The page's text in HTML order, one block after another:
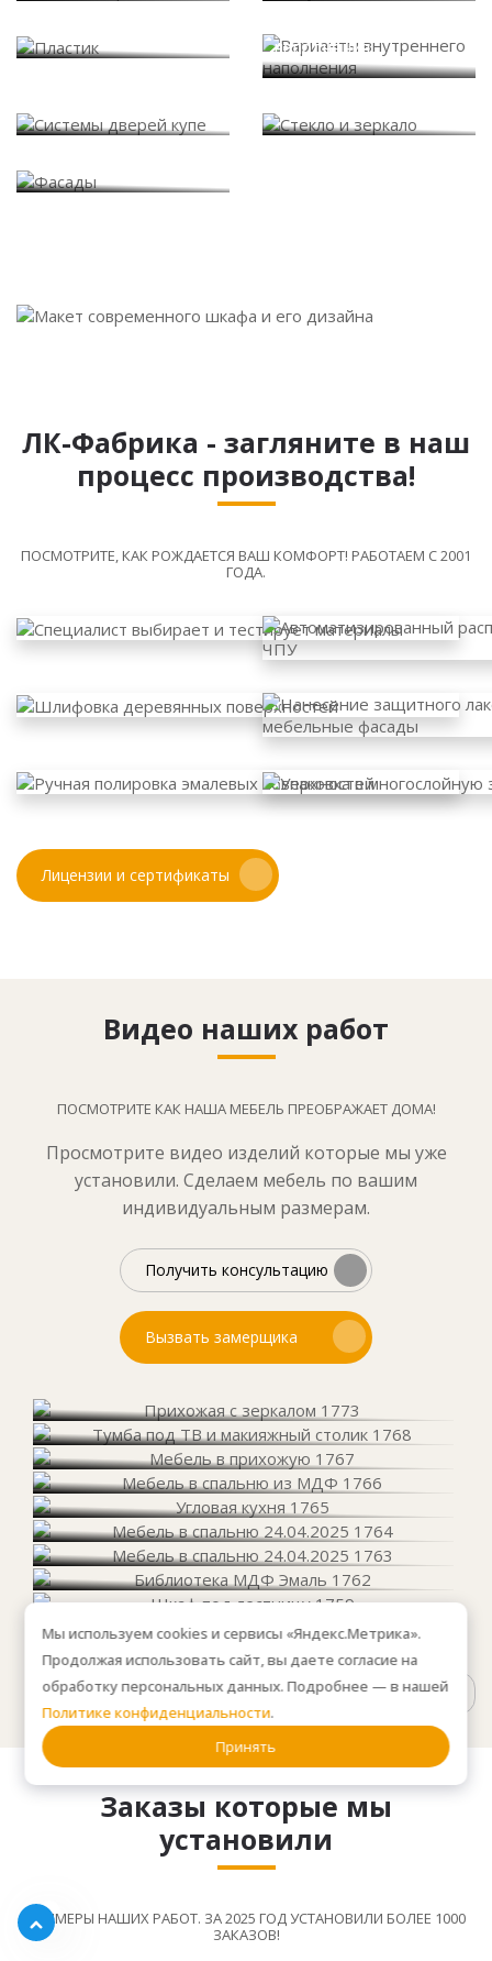
наполнения
ЛК-Фабрика - загляните в наш
процесс производства!
ПОСМОТРИТЕ, КАК РОЖДАЕТСЯ ВАШ КОМФОРТ! РАБОТАЕМ С 2001
ГОДА.
Лицензии и сертификаты
Видео наших работ
ПОСМОТРИТЕ КАК НАША МЕБЕЛЬ ПРЕОБРАЖАЕТ ДОМА!
Просмотрите видео изделий которые мы уже
установили. Сделаем мебель по вашим
индивидуальным размерам.
Получить консультацию
Вызвать замерщика
Смотреть все видео
Заказы которые мы
установили
ПРИМЕРЫ НАШИХ РАБОТ. ЗА 2025 ГОД УСТАНОВИЛИ БОЛЕЕ 1000
ЗАКАЗОВ!
Мы используем cookies и сервисы «Яндекс.Метрика».
Продолжая использовать сайт, вы даете согласие на
обработку персональных данных. Подробнее — в нашей
Политике конфиденциальности.
Принять